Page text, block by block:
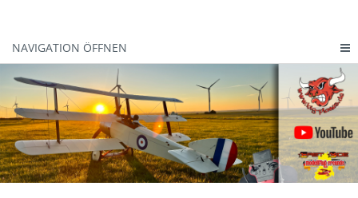
NAVIGATION ÖFFNEN